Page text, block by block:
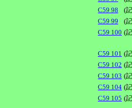
C59 98
(
C59 99
(
C59 100 (
C59 101 (
C59 102 (
C59 103 (
C59 104 (
C59 105 (